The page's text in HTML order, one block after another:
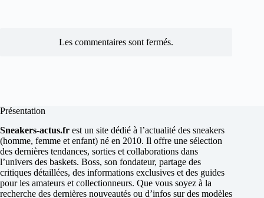
Les commentaires sont fermés.
Présentation
Sneakers-actus.fr est un site dédié à l’actualité des sneakers
(homme, femme et enfant) né en 2010. Il offre une sélection
des dernières tendances, sorties et collaborations dans
l’univers des baskets. Boss, son fondateur, partage des
critiques détaillées, des informations exclusives et des guides
pour les amateurs et collectionneurs. Que vous soyez à la
recherche des dernières nouveautés ou d’infos sur des modèles